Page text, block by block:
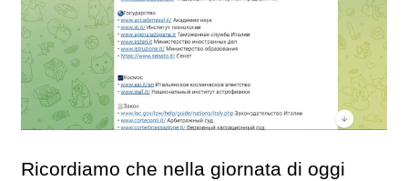
Ricordiamo che nella giornata di oggi